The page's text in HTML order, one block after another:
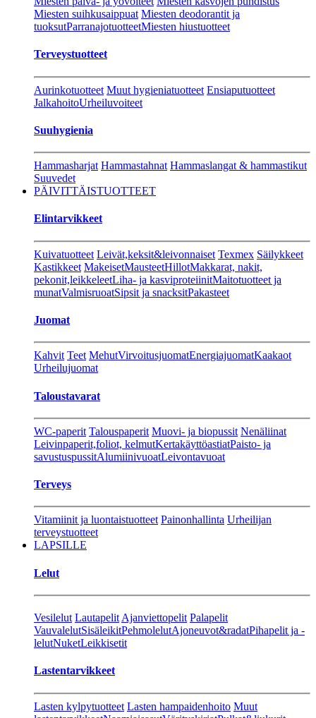
Miesten suihkusaippuat Miesten deodorantit ja
tuoksutParranajotuotteetMiesten hiustuotteet
Terveystuotteet
Aurinkotuotteet Muut hygieniatuotteet Ensiaputuotteet
JalkahoitoUrheiluvoiteet
Suuhygienia
Hammasharjat Hammastahnat Hammaslangat & hammastikut
Suuvedet
PÄIVITTÄISTUOTTEET
Elintarvikkeet
Kuivatuotteet Leivät,keksit&leivonnaiset Texmex Säilykkeet
Kastikkeet MakeisetMausteetHillotMakkarat, nakit,
pekonit,leikkeleetLiha- ja kasviproteiinitMaitotuotteet ja
munatValmisruoatSipsit ja snacksitPakasteet
Juomat
Kahvit Teet MehutVirvoitusjuomatEnergiajuomatKaakaot
Urheilujuomat
Taloustavarat
WC-paperit Talouspaperit Muovi- ja biopussit Nenäliinat
Leivinpaperit,foliot, kelmutKertakäyttöastiatPaisto- ja
savustuspussitAlumiinivuoatLeivontavuoat
Terveys
Vitamiinit ja luontaistuotteet Painonhallinta Urheilijan
terveystuotteet
LAPSILLE
Lelut
Vesilelut Lautapelit Ajanviettopelit Palapelit
VauvalelutSisäleikitPehmolelutAjoneuvot&radatPihapelit ja -
lelutNuketLeikkisetit
Lastentarvikkeet
Lasten kylpytuotteet Lasten hampaidenhoito Muut